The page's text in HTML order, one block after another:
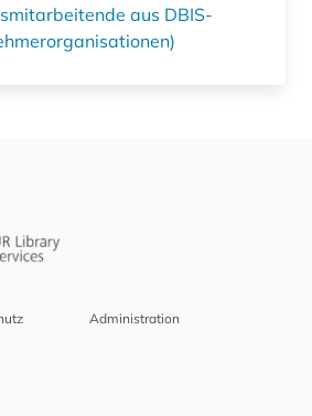
aus DBIS-
Administration